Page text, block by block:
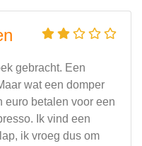
gebracht. Een
wat een domper
euro betalen voor een
Ik vind een
ik vroeg dus om